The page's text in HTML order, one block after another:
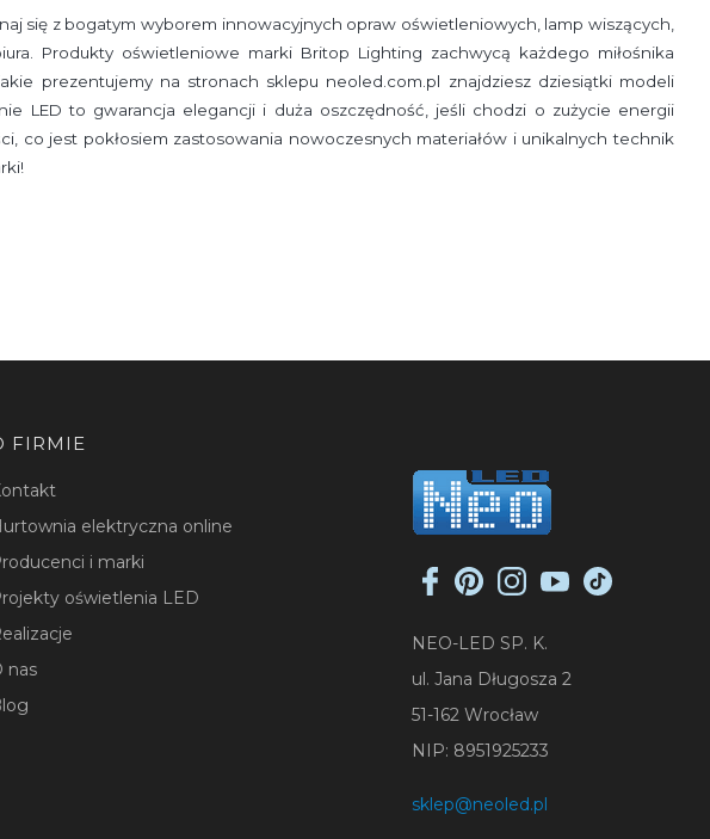
się z bogatym wyborem innowacyjnych opraw oświetleniowych, lamp wiszących,
Produkty oświetleniowe marki Britop Lighting zachwycą każdego miłośnika
prezentujemy na stronach sklepu neoled.com.pl znajdziesz dziesiątki modeli
LED to gwarancja elegancji i duża oszczędność, jeśli chodzi o zużycie energii
co jest pokłosiem zastosowania nowoczesnych materiałów i unikalnych technik
FIRMIE
elektryczna online
i marki
oświetlenia LED
nas
NEO-LED SP. K.
ul. Jana Długosza 2
51-162 Wrocław
NIP: 8951925233
sklep@neoled.pl